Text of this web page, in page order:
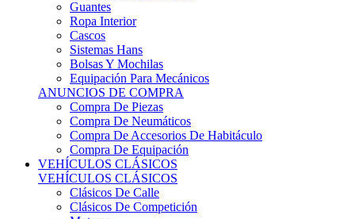
Cascos
Sistemas Hans
Bolsas Y Mochilas
Equipación Para Mecánicos
ANUNCIOS DE COMPRA
Compra De Piezas
Compra De Neumáticos
Compra De Accesorios De Habitáculo
Compra De Equipación
VEHÍCULOS CLÁSICOS
VEHÍCULOS CLÁSICOS
Clásicos De Calle
Clásicos De Competición
Motores
Cajas De Cambio